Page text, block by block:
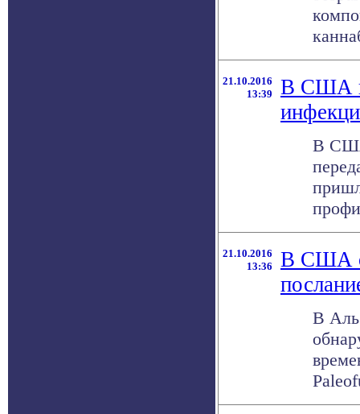
21.10.2016
13:39
В США
В США
21.10.2016
13:36
В США
В